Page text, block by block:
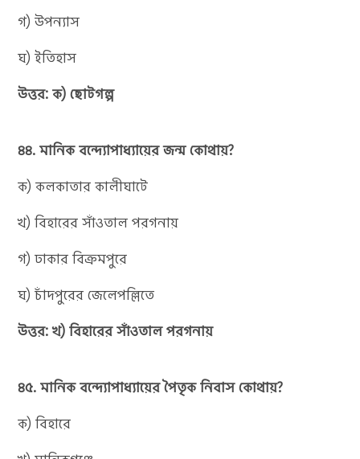
গ) উপন্যাস
ঘ) ইতিহাস
উত্তর: ক) ছোটগল্প
৪৪. মানিক বন্দ্যোপাধ্যায়ের জন্ম কোথায়?
ক) কলকাতার কালীঘাটে
খ) বিহারের সাঁওতাল পরগনায়
গ) ঢাকার বিক্রমপুরে
ঘ) চাঁদপুরের জেলেপল্লিতে
উত্তর: খ) বিহারের সাঁওতাল পরগনায়
৪৫. মানিক বন্দ্যোপাধ্যায়ের পৈতৃক নিবাস কোথায়?
ক) বিহারে